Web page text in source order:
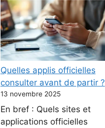
Quelles applis officielles
consulter avant de partir ?
13 novembre 2025
En bref : Quels sites et
applications officielles